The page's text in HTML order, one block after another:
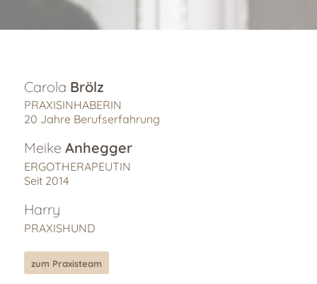
Carola Brölz
PRAXISINHABERIN
20 Jahre Berufserfahrung
Meike Anhegger
ERGOTHERAPEUTIN
Seit 2014
Harry
PRAXISHUND
zum Praxisteam